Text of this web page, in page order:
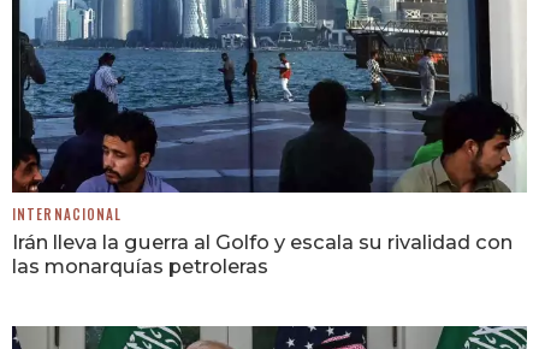
INTERNACIONAL
Irán lleva la guerra al Golfo y escala su rivalidad con
las monarquías petroleras